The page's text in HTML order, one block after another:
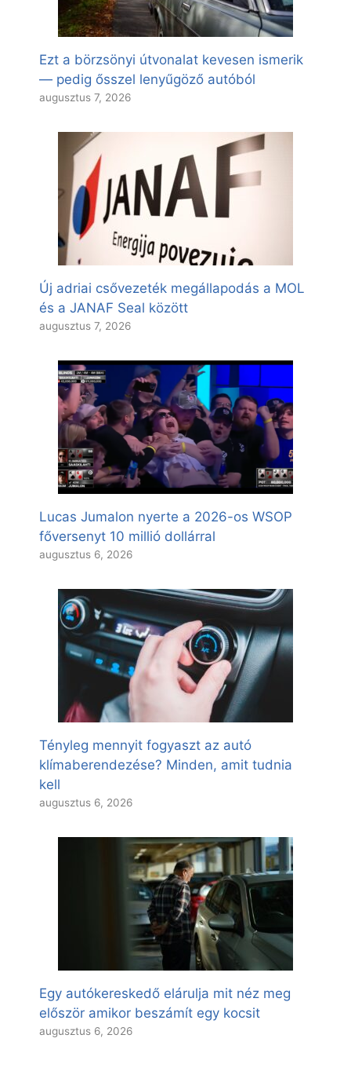
Ezt a börzsönyi útvonalat kevesen ismerik
— pedig ősszel lenyűgöző autóból
augusztus 7, 2026
Új adriai csővezeték megállapodás a MOL
és a JANAF Seal között
augusztus 7, 2026
Lucas Jumalon nyerte a 2026-os WSOP
főversenyt 10 millió dollárral
augusztus 6, 2026
Tényleg mennyit fogyaszt az autó
klímaberendezése? Minden, amit tudnia
kell
augusztus 6, 2026
Egy autókereskedő elárulja mit néz meg
először amikor beszámít egy kocsit
augusztus 6, 2026